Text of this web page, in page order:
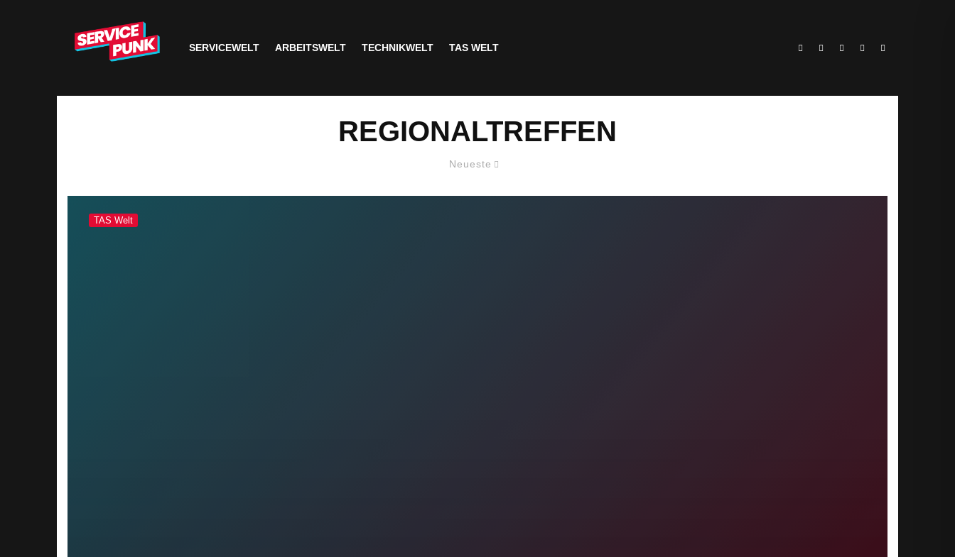
SERVICEWELT ARBEITSWELT TECHNIKWELT TAS WELT
REGIONALTREFFEN
Neueste
TAS Welt